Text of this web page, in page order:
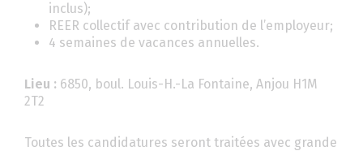
inclus);
REER collectif avec contribution de l’employeur;
4 semaines de vacances annuelles.
Lieu : 6850, boul. Louis-H.-La Fontaine, Anjou H1M
2T2
Toutes les candidatures seront traitées avec grande